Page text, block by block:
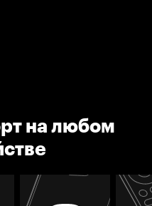
на любом